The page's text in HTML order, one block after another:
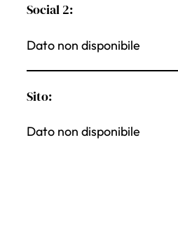
Social 2:
Dato non disponibile
Sito:
Dato non disponibile